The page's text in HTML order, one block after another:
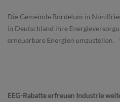
Die Gemeinde Bordelum in
in Deutschland ihre
erneuerbare Energien umzustellen.
EEG-Rabatte erfreuen Industrie